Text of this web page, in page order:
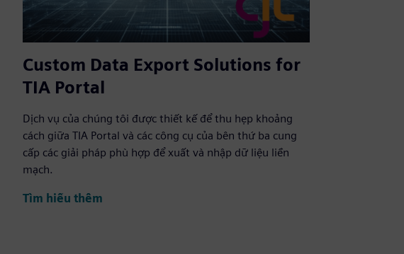
Custom Data Export Solutions for
TIA Portal
Dịch vụ của chúng tôi được thiết kế để thu hẹp khoảng
cách giữa TIA Portal và các công cụ của bên thứ ba cung
cấp các giải pháp phù hợp để xuất và nhập dữ liệu liền
mạch.
Tìm hiểu thêm